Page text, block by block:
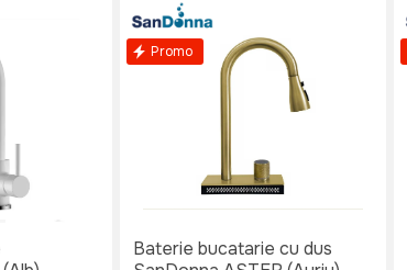
Promo
Baterie bucatarie cu dus